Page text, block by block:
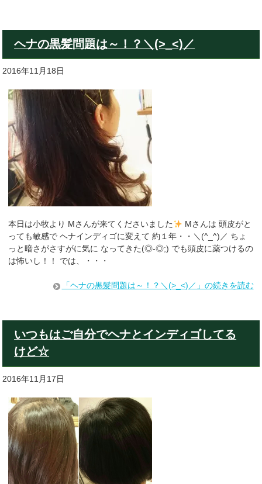
ヘナの黒髪問題は～！？＼(>_<)／
2016年11月18日
本日は小牧より Mさんが来てくださいました
Mさんは 頭皮がと
っても敏感で ヘナインディゴに変えて 約１年・・＼(^_^)／ ちょ
っと暗さがさすがに気に なってきた(◎-◎;) でも頭皮に薬つけるの
は怖いし！！ では、・・・
「ヘナの黒髪問題は～！？＼(>_<)／」の続きを読む
いつもはご自分でヘナとインディゴしてる
けど☆
2016年11月17日